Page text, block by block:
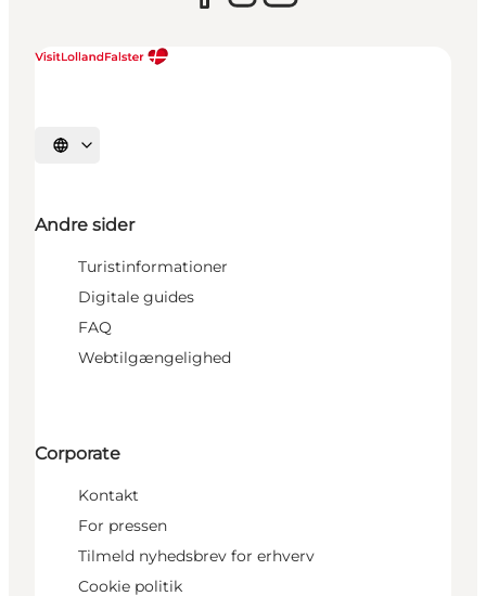
Vælg sprog
Andre sider
Turistinformationer
Digitale guides
FAQ
Webtilgængelighed
Corporate
Kontakt
For pressen
Tilmeld nyhedsbrev for erhverv
Cookie politik